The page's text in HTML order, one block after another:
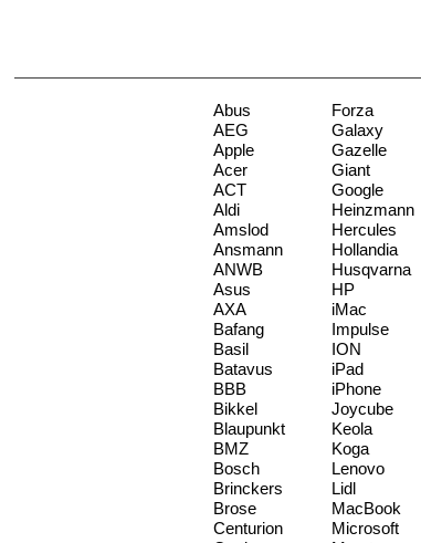
Abus
AEG
Apple
Acer
ACT
Aldi
Amslod
Ansmann
ANWB
Asus
AXA
Bafang
Basil
Batavus
BBB
Bikkel
Blaupunkt
BMZ
Bosch
Brinckers
Brose
Centurion
Forza
Galaxy
Gazelle
Giant
Google
Heinzmann
Hercules
Hollandia
Husqvarna
HP
iMac
Impulse
ION
iPad
iPhone
Joycube
Keola
Koga
Lenovo
Lidl
MacBook
Microsoft